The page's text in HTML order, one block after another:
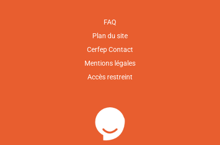
FAQ
Plan du site
Cerfep Contact
Mentions légales
Accès restreint